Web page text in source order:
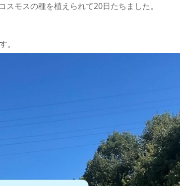
モスの種を植えられて20日たちました。
。